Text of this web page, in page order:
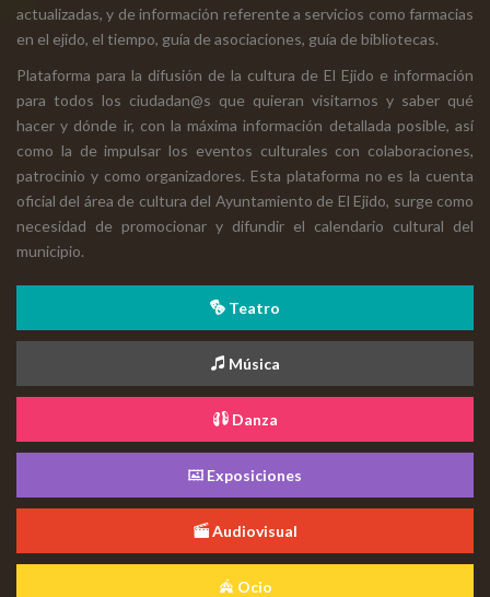
actualizadas, y de información referente a servicios como farmacias
en el ejido, el tiempo, guía de asociaciones, guía de bibliotecas.
Plataforma para la difusión de la cultura de El Ejido e información
para todos los ciudadan@s que quieran visitarnos y saber qué
hacer y dónde ir, con la máxima información detallada posible, así
como la de impulsar los eventos culturales con colaboraciones,
patrocinio y como organizadores. Esta plataforma no es la cuenta
oficial del área de cultura del Ayuntamiento de El Ejido, surge como
necesidad de promocionar y difundir el calendario cultural del
municipio.
Teatro
Música
Danza
Exposiciones
Audiovisual
Ocio